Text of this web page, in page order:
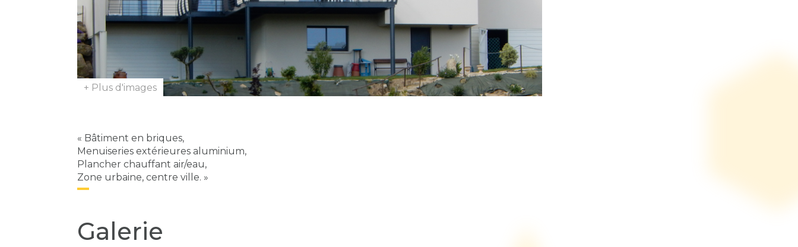
+ Plus d'images
« Bâtiment en briques,
Menuiseries extérieures aluminium,
Plancher chauffant air/eau,
Zone urbaine, centre ville. »
Galerie